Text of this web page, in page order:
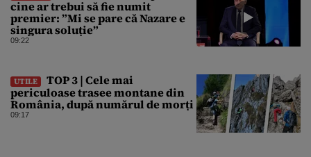
cine ar trebui să fie numit
premier: ”Mi se pare că Nazare e
singura soluție”
09:22
UTILE
TOP 3 | Cele mai
periculoase trasee montane din
România, după numărul de morți
09:17